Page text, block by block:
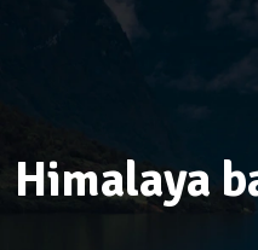
Himalaya